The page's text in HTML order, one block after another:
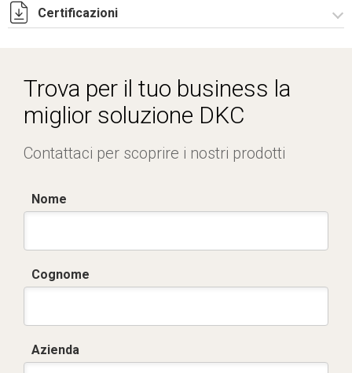
Certificazioni
Trova per il tuo business la
miglior soluzione DKC
Contattaci per scoprire i nostri prodotti
Nome
Cognome
Azienda